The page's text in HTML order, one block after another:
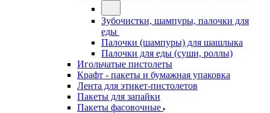
Зубочистки, шампуры, палочки для
еды
Палочки (шампуры) для шашлыка
Палочки для еды (суши, роллы)
Игольчатые пистолеты
Крафт - пакеты и бумажная упаковка
Лента для этикет-пистолетов
Пакеты для запайки
Пакеты фасовочные